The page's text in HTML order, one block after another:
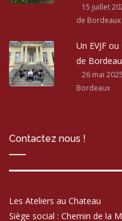
15 juillet
de Bordeaux
Un EVJF
de
26 mai 2025
Bordeaux
Contactez nous !
Les Ateliers au Chateau
Siège social : Chemin de la